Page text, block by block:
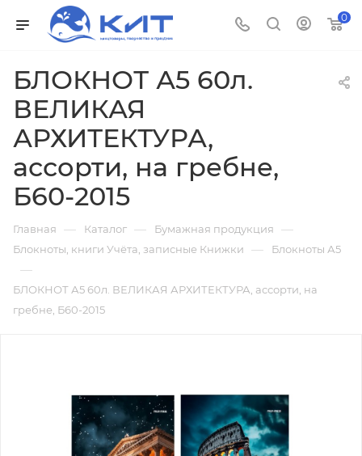
0
БЛОКНОТ А5 60л.
ВЕЛИКАЯ
АРХИТЕКТУРА,
ассорти, на гребне,
Б60-2015
Главная — Каталог — Бумажная продукция —
Блокноты, книги Учёта, записные Книжки — Блокноты А5
—
БЛОКНОТ А5 60л. ВЕЛИКАЯ АРХИТЕКТУРА, ассорти, на
гребне, Б60-2015